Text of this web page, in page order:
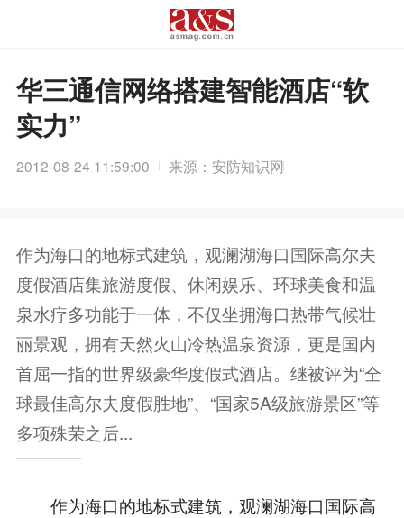
华三通信网络搭建智能酒店“软
实力”
2012-08-24 11:59:00 来源：安防知识网
作为海口的地标式建筑，观澜湖海口国际高尔夫
度假酒店集旅游度假、休闲娱乐、环球美食和温
泉水疗多功能于一体，不仅坐拥海口热带气候壮
丽景观，拥有天然火山冷热温泉资源，更是国内
首屈一指的世界级豪华度假式酒店。继被评为“全
球最佳高尔夫度假胜地”、“国家5A级旅游景区”等
多项殊荣之后...
作为海口的地标式建筑，观澜湖海口国际高